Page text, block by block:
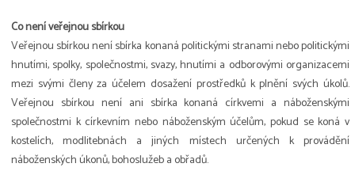
Co není veřejnou sbírkou
Veřejnou sbírkou není sbírka konaná politickými stranami nebo politickými
hnutími, spolky, společnostmi, svazy, hnutími a odborovými organizacemi
mezi svými členy za účelem dosažení prostředků k plnění svých úkolů.
Veřejnou sbírkou není ani sbírka konaná církvemi a náboženskými
společnostmi k církevním nebo náboženským účelům, pokud se koná v
kostelích, modlitebnách a jiných místech určených k provádění
náboženských úkonů, bohoslužeb a obřadů.